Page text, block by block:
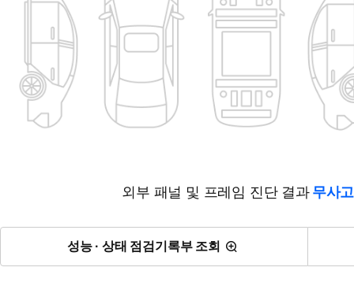
외부 패널 및 프레임 진단 결과 무사
성능 · 상태 점검기록부 조회